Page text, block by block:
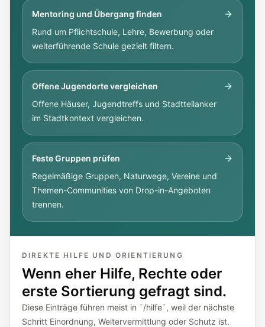
Mentoring und Übergang finden
Rund um Pflichtschule, Lehre, Bewerbung oder
weiterführende Schule gezielt filtern.
Offene Jugendorte vergleichen
Offene Häuser, Jugendtreffs und Stadtteilanker
im Stadtkontext vergleichen.
Feste Gruppen prüfen
Regelmäßige Gruppen, Naturwege, Vereine und
Themen-Communities von Drop-in-Angeboten
trennen.
DIREKTE HILFE UND ORIENTIERUNG
Wenn eher Hilfe, Rechte oder
erste Sortierung gefragt sind.
Diese Einträge führen meist in `/hilfe`, weil der nächste
Schritt Einordnung, Weitervermittlung oder Schutz ist.